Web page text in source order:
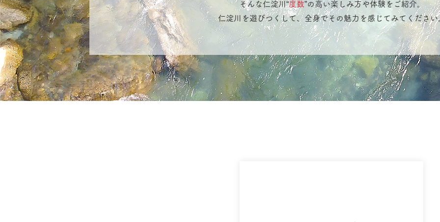
そんな仁淀川“度数”の高い楽しみ方や体験をご紹介。
仁淀川を遊びつくして、全身でその魅力を感じてみてください